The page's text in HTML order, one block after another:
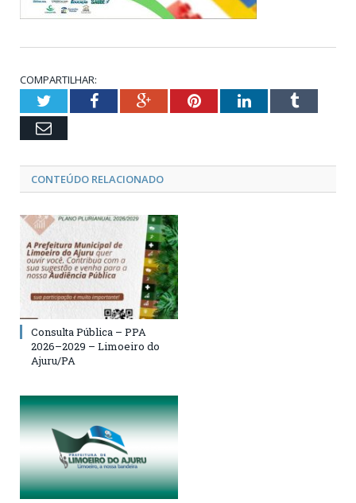
COMPARTILHAR:
TwitterFacebookGoogle+PinterestLinkedInTumblr
Email
CONTEÚDO RELACIONADO
Consulta Pública – PPA
2026–2029 – Limoeiro do
Ajuru/PA